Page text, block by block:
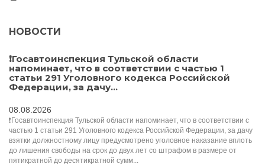
НОВОСТИ
❗Госавтоинспекция Тульской области
напоминает, что в соответствии с частью 1
статьи 291 Уголовного кодекса Российской
Федерации, за дачу...
08.08.2026
❗Госавтоинспекция Тульской области напоминает, что в соответствии с
частью 1 статьи 291 Уголовного кодекса Российской Федерации, за дачу
взятки должностному лицу предусмотрено уголовное наказание вплоть
до лишения свободы на срок до двух лет со штрафом в размере от
пятикратной до десятикратной сумм...